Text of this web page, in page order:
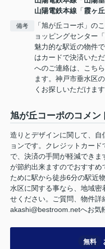
山陽電鉄本線 「霞ヶ丘
備考
「旭が丘コーポ」の
ョッピングセンター
魅力的な駅近の物件
はカードで決済いた
へのご連絡は、こち
ます。神戸市垂水区
くお探しいただけます
旭が丘コーポのコメン
造りとデザインに関して、
ョンです。クレジットカー
で、決済の手間が軽減でき
が節約出来ますのでおすすめ
ために駅から徒歩6分の駅近
水区に関する事なら、地域
せください。ご質問、物件
akashi@bestroom.netへお気
無料